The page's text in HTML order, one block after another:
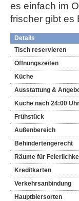
es einfach im
frischer gibt es
Details
Tisch reservieren
Öffnungszeiten
Küche
Ausstattung &
Küche nach 24:00 Uhr
Frühstück
Außenbereich
Behindertengerecht
Räume für
Kreditkarten
Verkehrsanbindung
Hauptbiersorten